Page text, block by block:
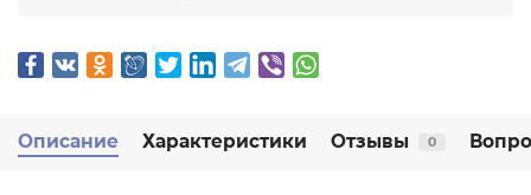
Описание Характеристики Отзывы 0